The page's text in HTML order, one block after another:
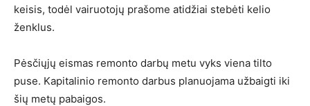
keisis, todėl vairuotojų prašome atidžiai stebėti kelio
ženklus.
Pėsčiųjų eismas remonto darbų metu vyks viena tilto
puse. Kapitalinio remonto darbus planuojama užbaigti iki
šių metų pabaigos.